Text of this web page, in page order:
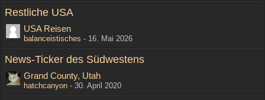
Restliche USA
USA Reisen
balanceistisches - 16. Mai 2026
News-Ticker des Südwestens
Grand County, Utah
hatchcanyon - 30. April 2020